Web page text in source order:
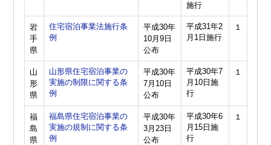
施行
岩
手
県
住宅宿泊事業法施行条
例
平成30年
10月9日
公布
平成31年2
月1日施行
１
山
形
県
山形県住宅宿泊事業の
実施の制限に関する条
例
平成30年
7月10日
公布
平成30年7
月10日施
行
１
福
島
県
福島県住宅宿泊事業の
実施の規制に関する条
例
平成30年
3月23日
公布
平成30年6
月15日施
行
１